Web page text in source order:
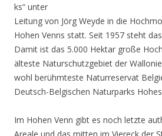
ks“ unter
Leitung von Jörg Weyde in die
Hohen Venns statt. Seit 1957 steht
Damit ist das 5.000 Hektar große
älteste Naturschutzgebiet der
wohl berühmteste Naturreservat
Deutsch-Belgischen Naturparks
Im Hohen Venn gibt es noch letzte
Areale und das mitten im Viereck der